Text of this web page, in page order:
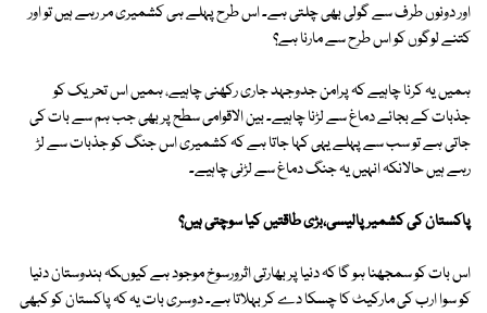
اور دونوں طرف سے گولی بھی چلتی ہے۔ اس طرح پہلے ہی کشمیری مر رہے ہیں تو اور
کتنے لوگوں کو اس طرح سے مارنا ہے؟
ہمیں یہ کرنا چاہیے کہ پرامن جدوجہد جاری رکھنی چاہیے، ہمیں اس تحریک کو
جذبات کے بجائے دماغ سے لڑنا چاہیے۔ بین الاقوامی سطح پر بھی جب ہم سے بات کی
جاتی ہے تو سب سے پہلے یہی کہا جاتا ہے کہ کشمیری اس جنگ کو جذبات سے لڑ
رہے ہیں حالانکہ انہیں یہ جنگ دماغ سے لڑنی چاہیے۔
پاکستان کی کشمیرپالیسی،بڑی طاقتیں کیا سوچتی ہیں؟
اس بات کو سمجھنا ہو گا کہ دنیا پر بھارتی اثرورسوخ موجود ہے کیوںکہ ہندوستان دنیا
کو سوا ارب کی مارکیٹ کا چسکا دے کر بہلاتا ہے۔ دوسری بات یہ کہ پاکستان کو کبھی